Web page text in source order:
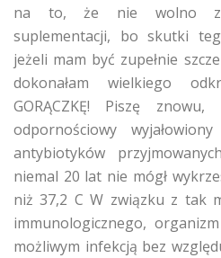
na to, że nie wolno
suplementacji, bo skutki
jeżeli mam być zupełnie
dokonałam wielkiego
GORĄCZKĘ! Piszę
odpornościowy
antybiotyków
niemal 20 lat nie mógł
niż 37,2 C W związku z tak
immunologicznego,
możliwym infekcją bez